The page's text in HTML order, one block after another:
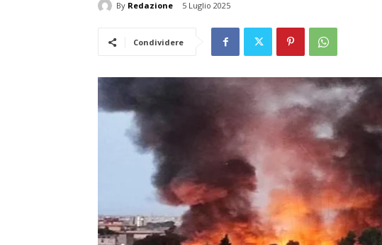
By Redazione 5 Luglio 2025
Condividere